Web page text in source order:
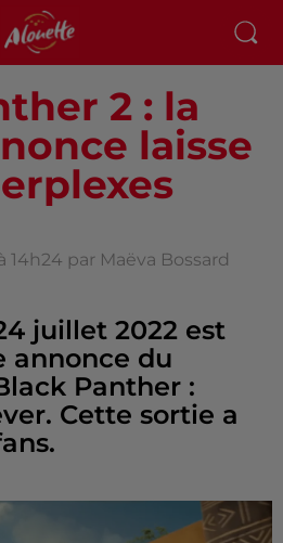
2 : la
laisse
14h24 par Maëva Bossard
juillet 2022 est
annonce du
Panther :
Cette sortie a